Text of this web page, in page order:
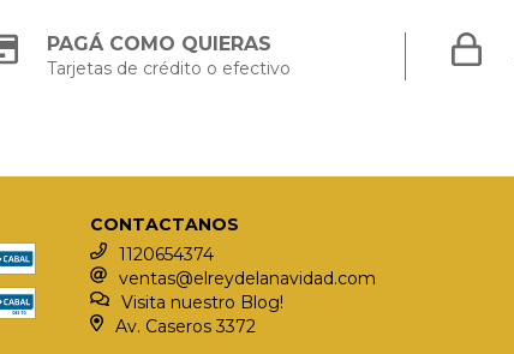
PAGÁ COMO QUIERAS
Tarjetas de crédito o efectivo
CONTACTANOS
1120654374
ventas@elreydelanavidad.com
Visita nuestro Blog!
Av. Caseros 3372